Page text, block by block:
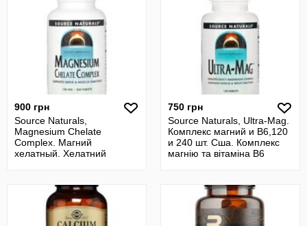
900 грн
Source Naturals,
Magnesium Chelate
Complex. Магний
хелатный. Хелатний
750 грн
Source Naturals, Ultra-Mag.
Комплекс магний и B6,120
и 240 шт. Сша. Комплекс
магнію та вітаміна B6